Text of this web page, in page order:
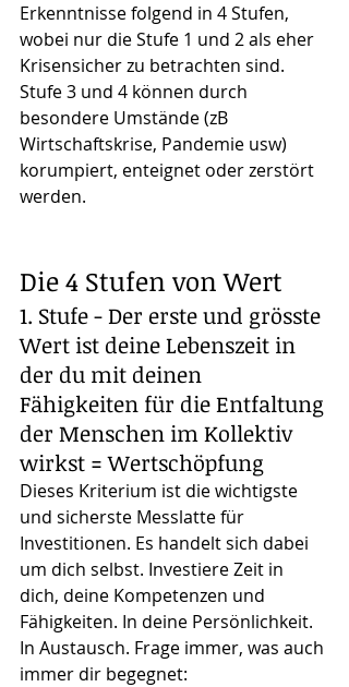
Erkenntnisse folgend in 4 Stufen,
wobei nur die Stufe 1 und 2 als eher
Krisensicher zu betrachten sind.
Stufe 3 und 4 können durch
besondere Umstände (zB
Wirtschaftskrise, Pandemie usw)
korumpiert, enteignet oder zerstört
werden.
Die 4 Stufen von Wert
1. Stufe - Der erste und grösste
Wert ist deine Lebenszeit in
der du mit deinen
Fähigkeiten für die Entfaltung
der Menschen im Kollektiv
wirkst = Wertschöpfung
Dieses Kriterium ist die wichtigste
und sicherste Messlatte für
Investitionen. Es handelt sich dabei
um dich selbst. Investiere Zeit in
dich, deine Kompetenzen und
Fähigkeiten. In deine Persönlichkeit.
In Austausch. Frage immer, was auch
immer dir begegnet: